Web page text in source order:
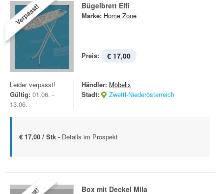
Verpasst! Bügelbrett Elfi
Marke: Home Zone
Preis: € 17,00
Leider verpasst!
Gültig: 01.06. -
13.06.
Händler: Möbelix
Stadt:
Zwettl-Niederösterreich
€ 17,00 / Stk - Details im Prospekt
Box mit Deckel Mila